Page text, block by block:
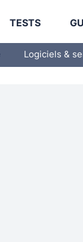
TESTS
Logiciels &